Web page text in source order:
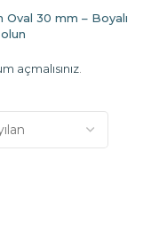
Oval 30 mm – Boyalı
açmalısınız